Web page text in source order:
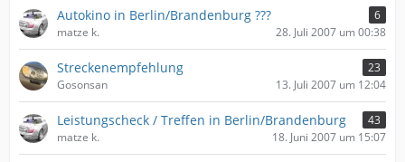
Autokino in Berlin/Brandenburg ???
6
matze k.
28. Juli 2007 um 00:38
Streckenempfehlung
23
Gosonsan
13. Juli 2007 um 12:04
Leistungscheck / Treffen in Berlin/Brandenburg
43
matze k.
18. Juni 2007 um 15:07